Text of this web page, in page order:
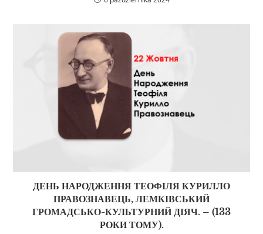
ДЕНЬ НАРОДЖЕННЯ ТЕОФІЛЯ КУРИЛЛО
ПРАВОЗНАВЕЦЬ, ЛЕМКІВСЬКИЙ
ГРОМАДСЬКО-КУЛЬТУРНИЙ ДІЯЧ. – (133
РОКИ ТОМУ).